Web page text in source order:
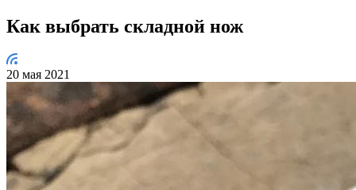
Как выбрать складной нож
20 мая 2021